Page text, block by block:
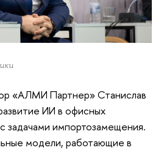
«АЛМИ Партнер» Станислав
ИИ в офисных
задачами импортозамещения.
модели, работающие в